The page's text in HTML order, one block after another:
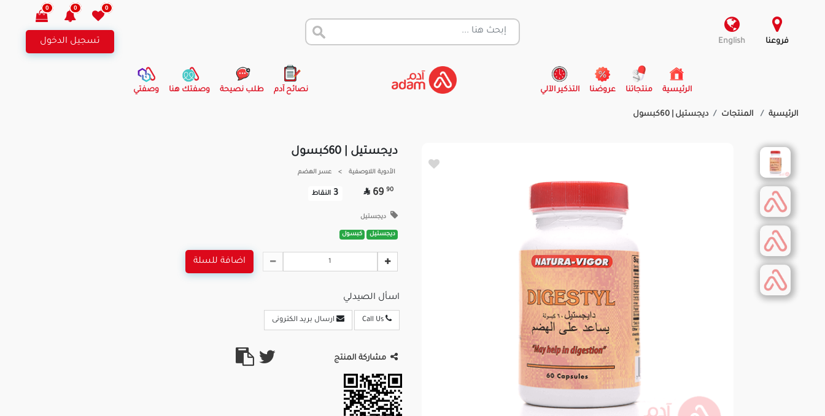
فروعنا English
0
0
0
تسجيل الدخول
الرئيسية
(current) منتجاتنا عروضنا التذكير الآلي نصائح آدم طلب نصيحة وصفتك هنا وصفتي
الرئيسية المنتجات ديجستيل | 60كبسول
ديجستيل | 60كبسول
الأدوية اللاوصفية > عسر الهضم
90
69

3 النقاط
ديجستيل
ديجستيل كبسول
اضافة للسلة
اسأل الصيدلي
Call Us ارسال بريد الكترونى
مشاركة المنتج